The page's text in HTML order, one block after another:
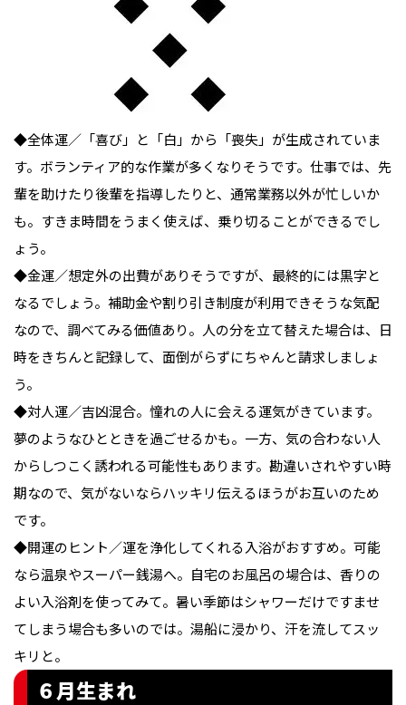
◆全体運／「喜び」と「白」から「喪失」が生成されていま
す。ボランティア的な作業が多くなりそうです。仕事では、先
輩を助けたり後輩を指導したりと、通常業務以外が忙しいか
も。すきま時間をうまく使えば、乗り切ることができるでし
ょう。
◆金運／想定外の出費がありそうですが、最終的には黒字と
なるでしょう。補助金や割り引き制度が利用できそうな気配
なので、調べてみる価値あり。人の分を立て替えた場合は、日
時をきちんと記録して、面倒がらずにちゃんと請求しましょ
う。
◆対人運／吉凶混合。憧れの人に会える運気がきています。
夢のようなひとときを過ごせるかも。一方、気の合わない人
からしつこく誘われる可能性もあります。勘違いされやすい時
期なので、気がないならハッキリ伝えるほうがお互いのため
です。
◆開運のヒント／運を浄化してくれる入浴がおすすめ。可能
なら温泉やスーパー銭湯へ。自宅のお風呂の場合は、香りの
よい入浴剤を使ってみて。暑い季節はシャワーだけですませ
てしまう場合も多いのでは。湯船に浸かり、汗を流してスッ
キリと。
６月生まれ